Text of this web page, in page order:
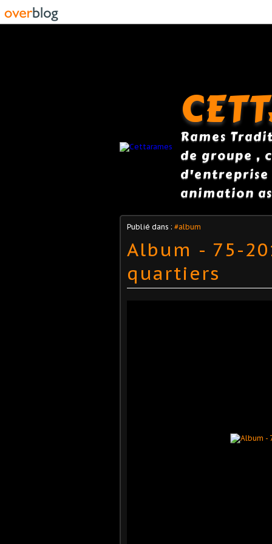
Rames
de groupe ,
d'entreprise
animation
Publié dans : #album
Album - 75-
quartiers